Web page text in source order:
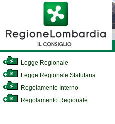
Legge Regionale
Legge Regionale Statutaria
Regolamento Interno
Regolamento Regionale